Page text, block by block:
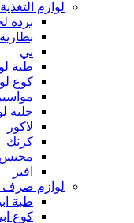
لوازم التغذية
بردة
تي
طبة
كوع
جلبة
لاكور
كرنك
محبس
افيز
لوازم صرف
طبة
كوع